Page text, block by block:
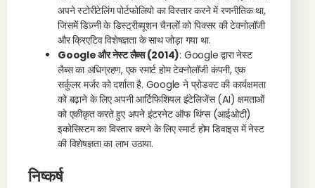
अपने स्टोरीटेलिंग पोर्टफोलियो का विस्तार करने में रणनीतिक था,
जिसमें डिज़्नी के डिस्ट्रीब्यूशन चैनलों को पिक्सर की टेक्नोलॉजी
और क्रिएटिव विशेषज्ञता के साथ जोड़ा गया था.
Google और नेस्ट लैब्स (2014): Google द्वारा नेस्ट
लैब्स का अधिग्रहण, एक स्मार्ट होम टेक्नोलॉजी कंपनी, एक
सर्कुलर मर्जर को दर्शाता है. Google ने प्रोडक्ट की कार्यक्षमता
को बढ़ाने के लिए अपनी आर्टिफिशियल इंटेलिजेंस (AI) क्षमताओं
को एकीकृत करते हुए अपने इंटरनेट ऑफ थिंग्स (आईओटी)
इकोसिस्टम का विस्तार करने के लिए स्मार्ट होम डिवाइस में नेस्ट
की विशेषज्ञता का लाभ उठाया.
निष्कर्ष